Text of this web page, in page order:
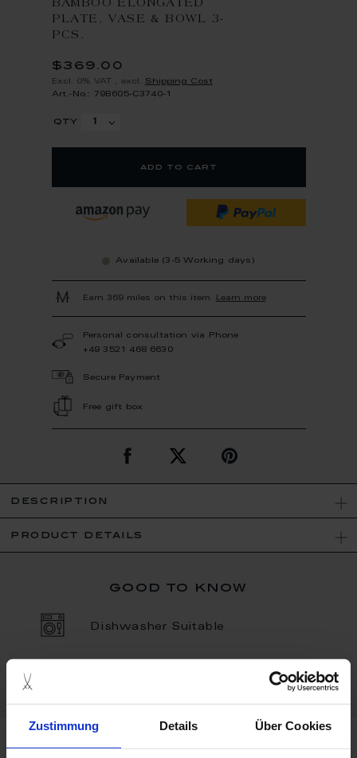
Zustimmung Details Über Cookies
BAMBOO ELONGATED
PLATE, VASE & BOWL 3-
PCS.
$369.00
Excl. 0% VAT excl. Shipping Cost
Art.-No.: 79B605-C3740-1
qty
add to cart
Available (3-5 Working days)
Earn 369 miles on this item. Learn more
Personal consultation via Phone
+49 3521 468 6630
Secure Payment
Free gift box
description
product details
good to know
Dishwasher Suitable
more products from the